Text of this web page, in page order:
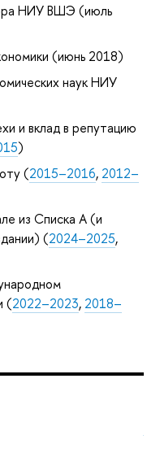
НИУ ВШЭ (июль
(июнь 2018)
наук НИУ
и вклад в репутацию
)
(2015–2016, 2012–
из Списка А (и
(2024–2025,
(2022–2023, 2018–